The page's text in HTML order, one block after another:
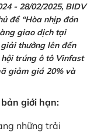
- 28/02/2025, BIDV
đề “Hòa nhịp đón
giao dịch tại
thưởng lên đến
trúng ô tô Vinfast
giảm giá 20% và
giới hạn:
những trải